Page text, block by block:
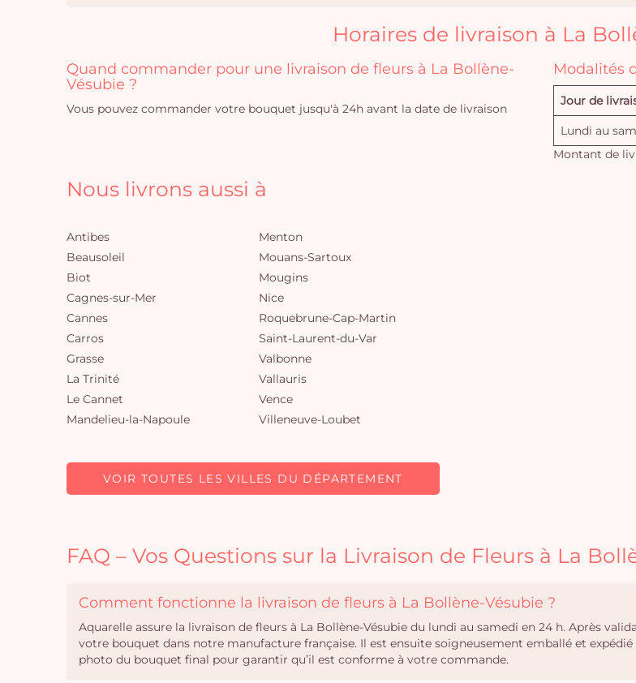
Horaires de livraison à La
Quand commander pour une livraison de fleurs à La Bollène-
Vésubie ?
Vous pouvez commander votre bouquet jusqu'à 24h avant la date de livraison
Modalités
Jour de
Lundi au
Montant de
Nous livrons aussi à
Antibes
Beausoleil
Biot
Cagnes-sur-Mer
Cannes
Carros
Grasse
La Trinité
Le Cannet
Mandelieu-la-Napoule
Menton
Mouans-Sartoux
Mougins
Nice
Roquebrune-Cap-Martin
Saint-Laurent-du-Var
Valbonne
Vallauris
Vence
Villeneuve-Loubet
VOIR TOUTES LES VILLES DU DÉPARTEMENT
FAQ – Vos Questions sur la Livraison de Fleurs à La
Comment fonctionne la livraison de fleurs à La Bollène-Vésubie ?
Aquarelle assure la livraison de fleurs à La Bollène-Vésubie du lundi au samedi en 24 h. Après
votre bouquet dans notre manufacture française. Il est ensuite soigneusement emballé et expédié
photo du bouquet final pour garantir qu’il est conforme à votre commande.